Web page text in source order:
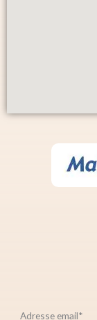
Adresse email*